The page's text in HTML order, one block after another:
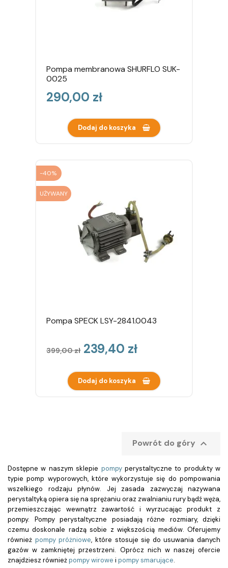
Pompa membranowa SHURFLO SUK-
0025
Cena
290,00 zł
Dodaj do koszyka
-40%
UŻYWANY
Pompa SPECK LSY-2841.0043
Cena
podstawowa
399,00 zł Cena
239,40 zł
Dodaj do koszyka
Powrót do góry 
Dostępne w naszym sklepie pompyperystaltyczneto produkty w
typie pomp wyporowych, które wykorzystuje się do pompowania
wszelkiego rodzaju płynów. Jej zasada zazwyczaj nazywana
perystaltyką opiera się na sprężaniu oraz zwalnianiu rury bądź węża,
przemieszczając wewnątrz zawartość i wyrzucając produkt z
pompy. Pompy perystaltyczne posiadają różne rozmiary, dzięki
czemu doskonale radzą sobie z większością mediów. Oferujemy
również pompy próżniowe, które stosuje się do usuwania danych
gazów w zamkniętej przestrzeni. Oprócz nich w naszej ofercie
znajdziesz równieżpompy wirowe i pompy smarujące.